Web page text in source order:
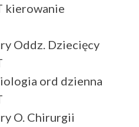
kierowanie
Oddz. Dziecięcy
ord dzienna
O. Chirurgii